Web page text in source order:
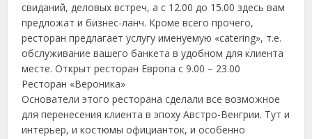
свиданий, деловых встреч, а с 12.00 до 15.00 здесь вам
предложат и бизнес-ланч. Кроме всего прочего,
ресторан предлагает услугу именуемую «catering», т.е.
обслуживание вашего банкета в удобном для клиента
месте. Открыт ресторан Европа с 9.00 – 23.00
Ресторан «Вероника»
Основатели этого ресторана сделали все возможное
для перенесения клиента в эпоху Австро-Венгрии. Тут и
интерьер, и костюмы официанток, и особенно